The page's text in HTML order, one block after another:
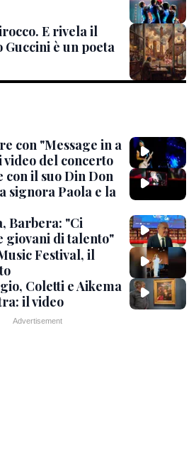
E rivela il
è un poeta
con "Message in a
del concerto
con il suo Din Don
signora Paola e la
Barbera: "Ci
giovani di talento"
Festival, il
Coletti e Aikema
il video